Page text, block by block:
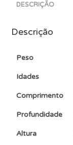
DESCRIÇÃO
Descrição
Peso
Idades
Comprimento
Profundidade
Altura